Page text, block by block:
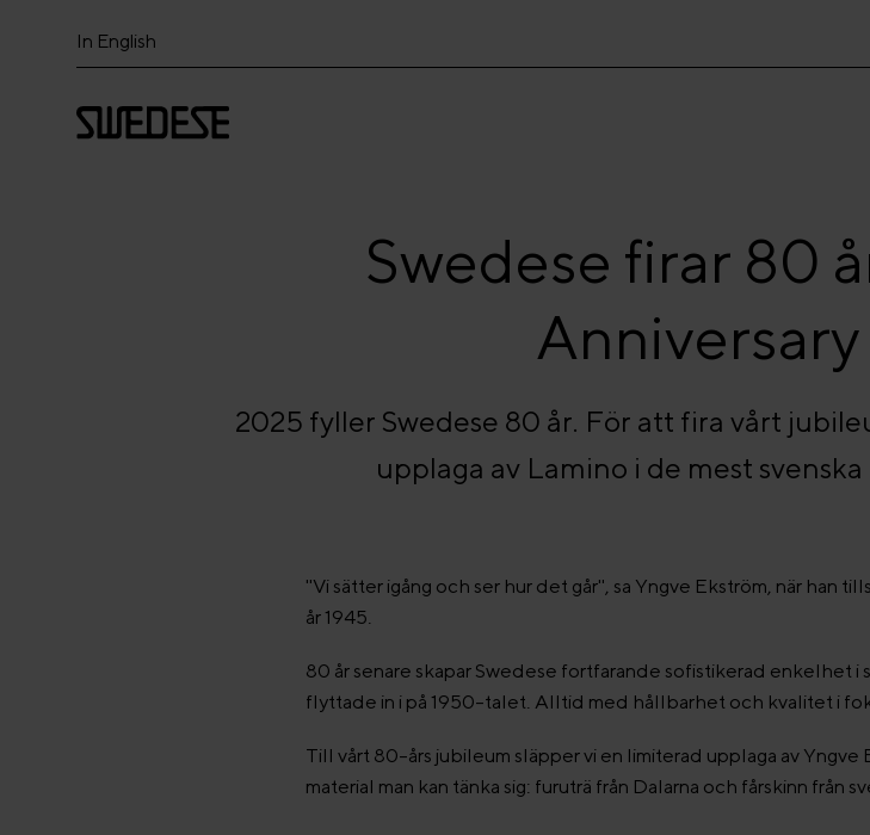
In English
Swedese firar 80
2025 fyller Swedese 80 år. För att fira vårt
upplaga av Lamino i de mest
"Vi sätter igång och ser hur det går", sa Yngve Ekström, när han
år 1945.
80 år senare skapar Swedese fortfarande sofistikerad enkelhet i
flyttade in i på 1950-talet. Alltid med hållbarhet och kvalitet i
Till vårt 80-års jubileum släpper vi en limiterad upplaga av Yngve
material man kan tänka sig: furuträ från Dalarna och fårskinn från